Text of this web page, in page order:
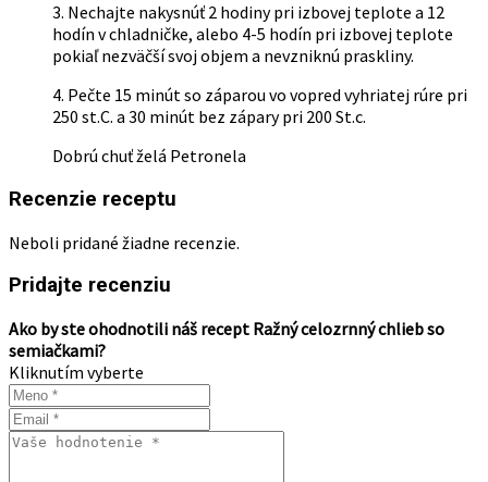
3. Nechajte nakysnúť 2 hodiny pri izbovej teplote a 12
hodín v chladničke, alebo 4-5 hodín pri izbovej teplote
pokiaľ nezväčší svoj objem a nevzniknú praskliny.
4. Pečte 15 minút so záparou vo vopred vyhriatej rúre pri
250 st.C. a 30 minút bez zápary pri 200 St.c.
Dobrú chuť želá Petronela
Recenzie receptu
Neboli pridané žiadne recenzie.
Pridajte recenziu
Ako by ste ohodnotili náš recept Ražný celozrnný chlieb so
semiačkami?
Kliknutím vyberte